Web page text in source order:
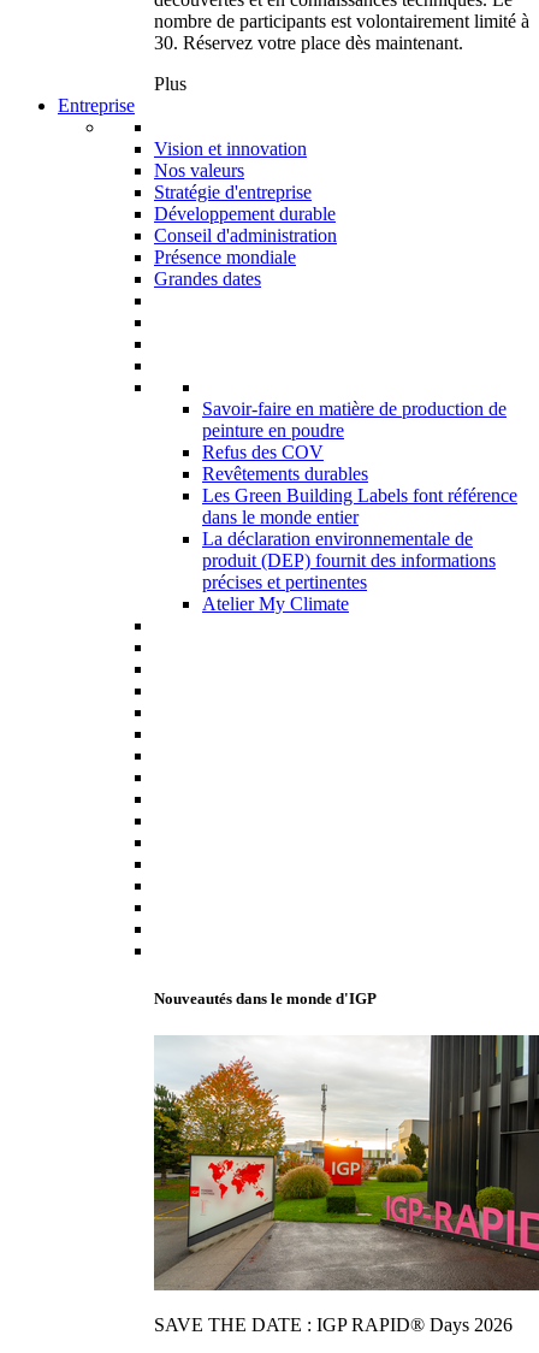
nombre de participants est volontairement limité à
30. Réservez votre place dès maintenant.
Plus
Entreprise
Vision et innovation
Nos valeurs
Stratégie d'entreprise
Développement durable
Conseil d'administration
Présence mondiale
Grandes dates
Savoir-faire en matière de production de
peinture en poudre
Refus des COV
Revêtements durables
Les Green Building Labels font référence
dans le monde entier
La déclaration environnementale de
produit (DEP) fournit des informations
précises et pertinentes
Atelier My Climate
Nouveautés dans le monde d'IGP
SAVE THE DATE : IGP RAPID® Days 2026